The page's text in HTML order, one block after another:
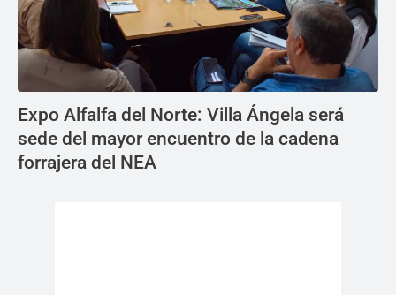
Expo Alfalfa del Norte: Villa Ángela será
sede del mayor encuentro de la cadena
forrajera del NEA